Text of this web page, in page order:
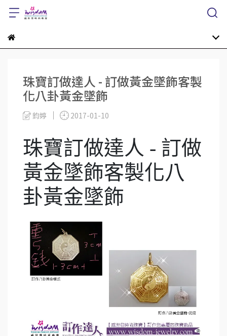
珠寶訂做達人 - 訂做黃金墜飾客製
化八卦黃金墜飾
鈞婷 2017-01-10
珠寶訂做達人 - 訂做
黃金墜飾客製化八
卦黃金墜飾